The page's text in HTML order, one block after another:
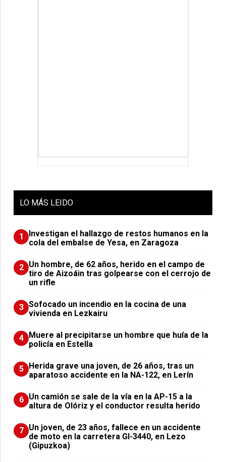
LO MÁS LEIDO
1
Investigan el hallazgo de restos humanos en la
cola del embalse de Yesa, en Zaragoza
2 Un hombre, de 62 años, herido en el campo de
tiro de Aizoáin tras golpearse con el cerrojo de
un rifle
3 Sofocado un incendio en la cocina de una
vivienda en Lezkairu
4
Muere al precipitarse un hombre que huía de la
policía en Estella
5
Herida grave una joven, de 26 años, tras un
aparatoso accidente en la NA-122, en Lerín
6 Un camión se sale de la vía en la AP-15 a la
altura de Olóriz y el conductor resulta herido
7 Un joven, de 23 años, fallece en un accidente
de moto en la carretera GI-3440, en Lezo
(Gipuzkoa)